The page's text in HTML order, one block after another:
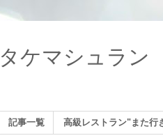
タケマシュラン
記事一覧 高級レストラン"また行